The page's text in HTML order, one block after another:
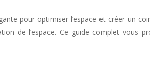
de l’espace. Ce guide complet vous